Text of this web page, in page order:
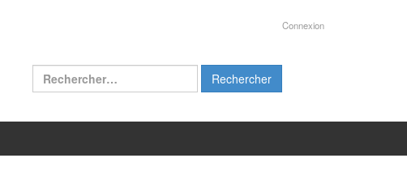
Connexion
Rechercher :